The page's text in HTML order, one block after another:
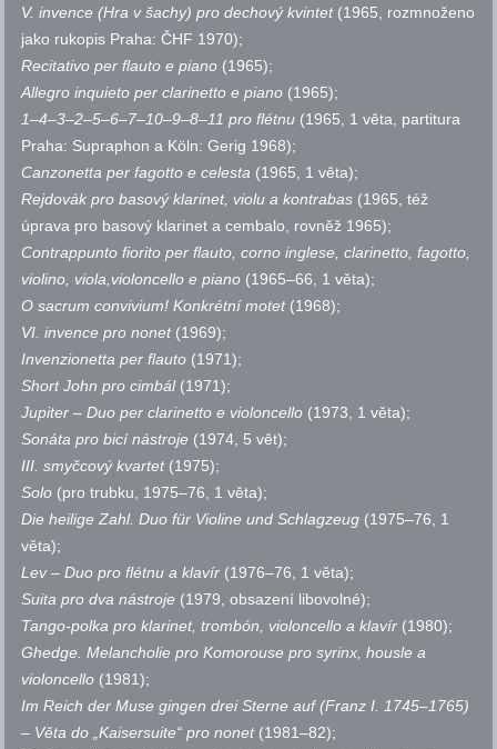
V. invence (Hra v šachy) pro dechový kvintet (1965, rozmnoženo
jako rukopis Praha: ČHF 1970);
Recitativo per flauto e piano (1965);
Allegro inquieto per clarinetto e piano (1965);
1–4–3–2–5–6–7–10–9–8–11 pro flétnu (1965, 1 věta, partitura
Praha: Supraphon a Köln: Gerig 1968);
Canzonetta per fagotto e celesta (1965, 1 věta);
Rejdovák pro basový klarinet, violu a kontrabas (1965, též
úprava pro basový klarinet a cembalo, rovněž 1965);
Contrappunto fiorito per flauto, corno inglese, clarinetto, fagotto,
violino, viola,violoncello e piano (1965–66, 1 věta);
O sacrum convivium! Konkrétní motet (1968);
VI. invence pro nonet (1969);
Invenzionetta per flauto (1971);
Short John pro cimbál (1971);
Jupiter – Duo per clarinetto e violoncello (1973, 1 věta);
Sonáta pro bicí nástroje (1974, 5 vět);
III. smyčcový kvartet (1975);
Solo (pro trubku, 1975–76, 1 věta);
Die heilige Zahl. Duo für Violine und Schlagzeug (1975–76, 1
věta);
Lev – Duo pro flétnu a klavír (1976–76, 1 věta);
Suita pro dva nástroje (1979, obsazení libovolné);
Tango-polka pro klarinet, trombón, violoncello a klavír (1980);
Ghedge. Melancholie pro Komorouse pro syrinx, housle a
violoncello (1981);
Im Reich der Muse gingen drei Sterne auf (Franz I. 1745–1765)
– Věta do „Kaisersuite“ pro nonet (1981–82);